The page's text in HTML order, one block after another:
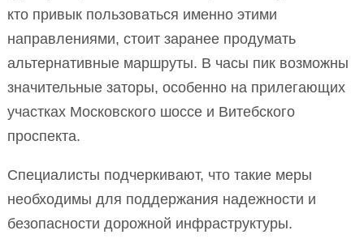
кто привык пользоваться именно этими
направлениями, стоит заранее продумать
альтернативные маршруты. В часы пик возможны
значительные заторы, особенно на прилегающих
участках Московского шоссе и Витебского
проспекта.
Специалисты подчеркивают, что такие меры
необходимы для поддержания надежности и
безопасности дорожной инфраструктуры.